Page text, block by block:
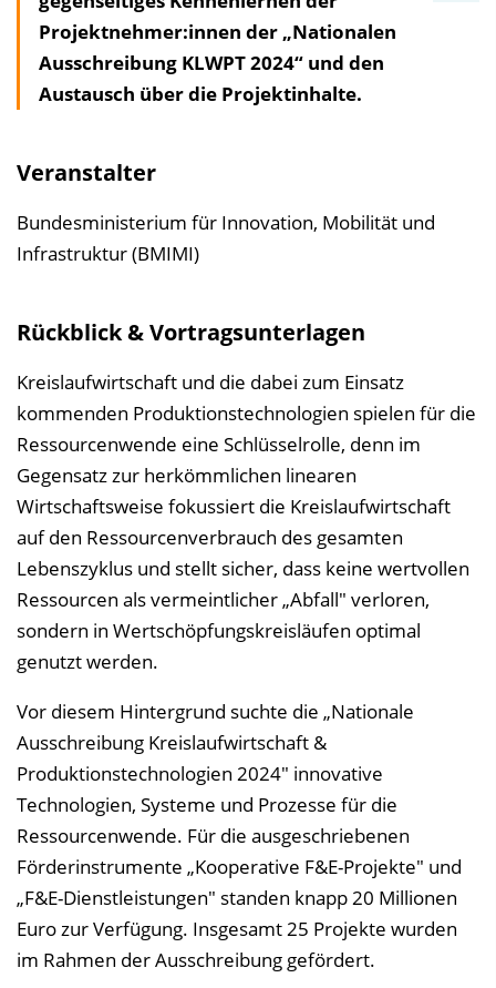
e
h
s
i
Projektnehmer:innen der „Nationalen
Ausschreibung KLWPT 2024“ und den
Austausch über die Projektinhalte.
Veranstalter
Bundesministerium für Innovation, Mobilität und
Infrastruktur (BMIMI)
Rückblick & Vortragsunterlagen
Kreislaufwirtschaft und die dabei zum Einsatz
kommenden Produktionstechnologien spielen für die
Ressourcenwende eine Schlüsselrolle, denn im
Gegensatz zur herkömmlichen linearen
Wirtschaftsweise fokussiert die Kreislaufwirtschaft
auf den Ressourcenverbrauch des gesamten
Lebenszyklus und stellt sicher, dass keine wertvollen
Ressourcen als vermeintlicher „Abfall" verloren,
sondern in Wertschöpfungskreisläufen optimal
genutzt werden.
Vor diesem Hintergrund suchte die „Nationale
Ausschreibung Kreislaufwirtschaft &
Produktionstechnologien 2024" innovative
Technologien, Systeme und Prozesse für die
Ressourcenwende. Für die ausgeschriebenen
Förderinstrumente „Kooperative F&E-Projekte" und
„F&E-Dienstleistungen" standen knapp 20 Millionen
Euro zur Verfügung. Insgesamt 25 Projekte wurden
im Rahmen der Ausschreibung gefördert.